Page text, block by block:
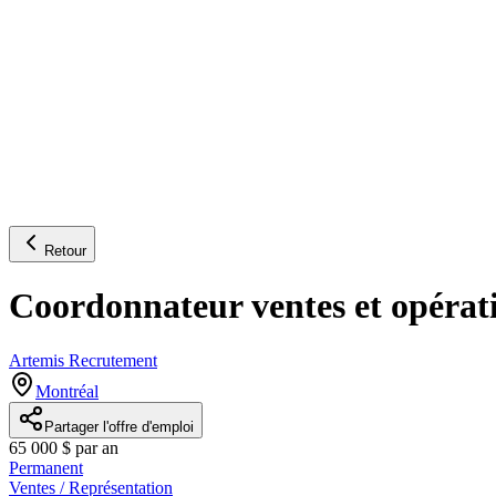
Retour
Coordonnateur ventes et
Artemis Recrutement
Montréal
Partager l'offre d'emploi
65 000 $ par an
Permanent
Ventes / Représentation